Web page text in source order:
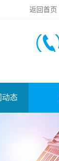
返回首页
动态